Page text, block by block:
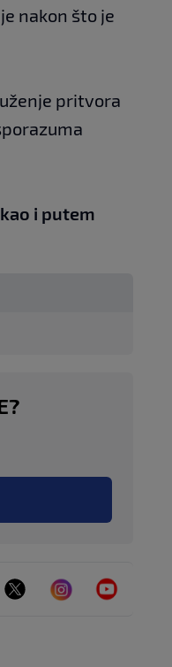
nakon što je
pritvora
kao i putem